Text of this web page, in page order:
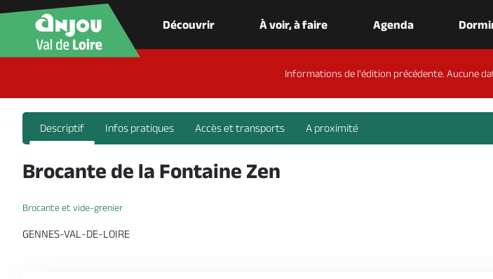
Découvrir À voir, à faire Agenda
Informations de l'édition précédente. Aucune
Descriptif Infos pratiques Accès et transports A proximité
Brocante de la Fontaine Zen
Brocante et vide-grenier
GENNES-VAL-DE-LOIRE